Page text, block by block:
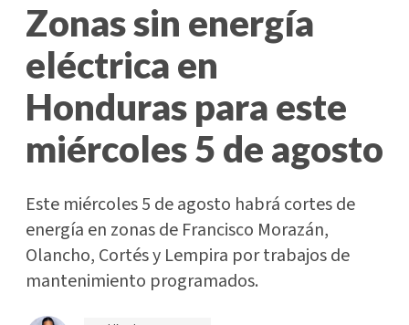
Zonas sin energía
eléctrica en
Honduras para este
miércoles 5 de agosto
Este miércoles 5 de agosto habrá cortes de
energía en zonas de Francisco Morazán,
Olancho, Cortés y Lempira por trabajos de
mantenimiento programados.